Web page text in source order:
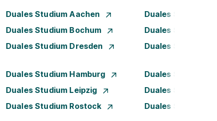
Duales Studium Aachen
Duales Studium
Duales Studium Bochum
Duales Studium
Duales Studium Dresden
Duales Studium
Duales Studium Hamburg
Duales Studium
Duales Studium Leipzig
Duales Studium
Duales Studium Rostock
Duales Studium